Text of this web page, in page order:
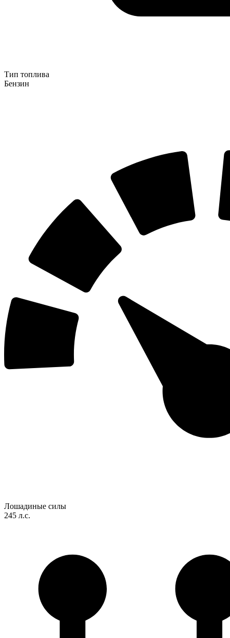
Тип топлива
Бензин
Лошадиные силы
245 л.с.